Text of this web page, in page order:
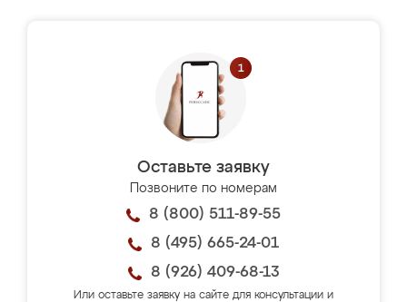
Оставьте заявку
Позвоните по номерам
8 (800) 511-89-55
8 (495) 665-24-01
8 (926) 409-68-13
Или оставьте заявку на сайте для консультации и